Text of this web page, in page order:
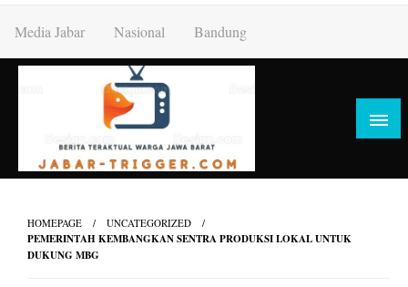
content
Media Jabar Nasional Bandung
HOMEPAGE UNCATEGORIZED
PEMERINTAH KEMBANGKAN SENTRA PRODUKSI LOKAL UNTUK
DUKUNG MBG